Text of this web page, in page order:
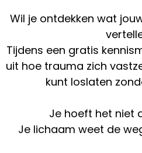
Wil je ontdekken wat
Tijdens een gratis
uit hoe trauma zich
kunt loslaten
Je hoeft het niet
Je lichaam weet de